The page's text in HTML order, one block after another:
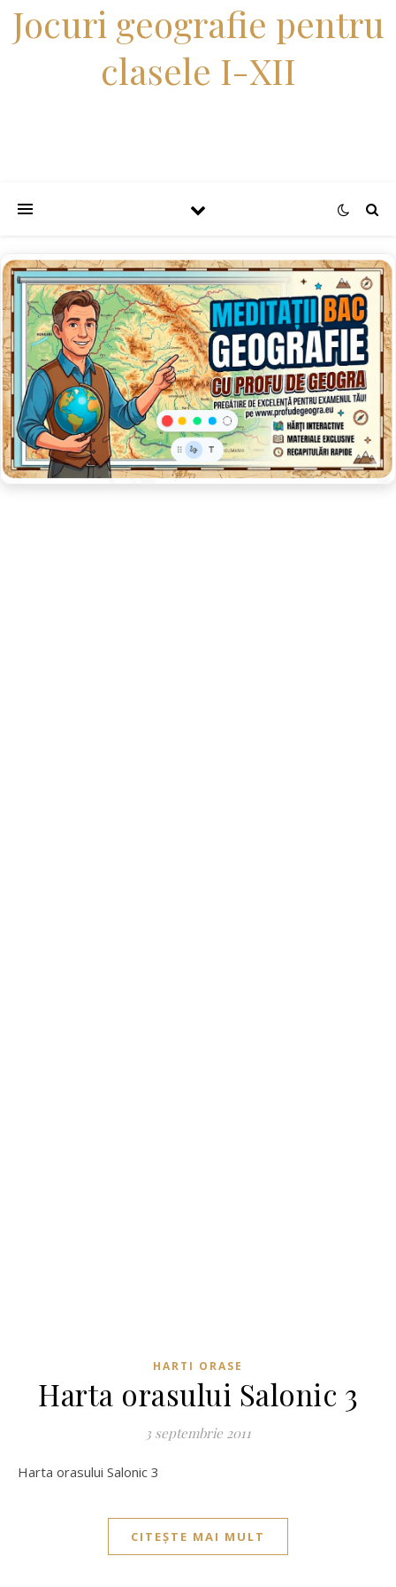
Jocuri geografie pentru
clasele I-XII
HARTI ORASE
Harta orasului Salonic 3
3 septembrie 2011
Harta orasului Salonic 3
CITEȘTE MAI MULT